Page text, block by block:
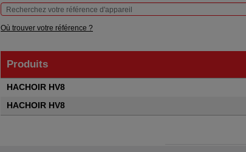
Où trouver votre référence ?
Produits
Produits
HACHOIR HV8
HACHOIR HV8